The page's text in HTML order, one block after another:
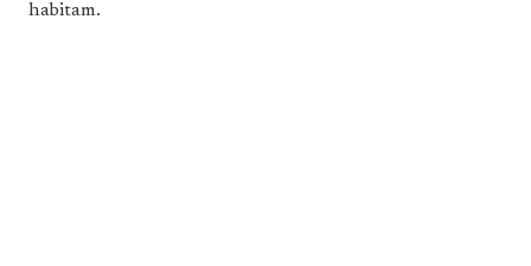
habitam.